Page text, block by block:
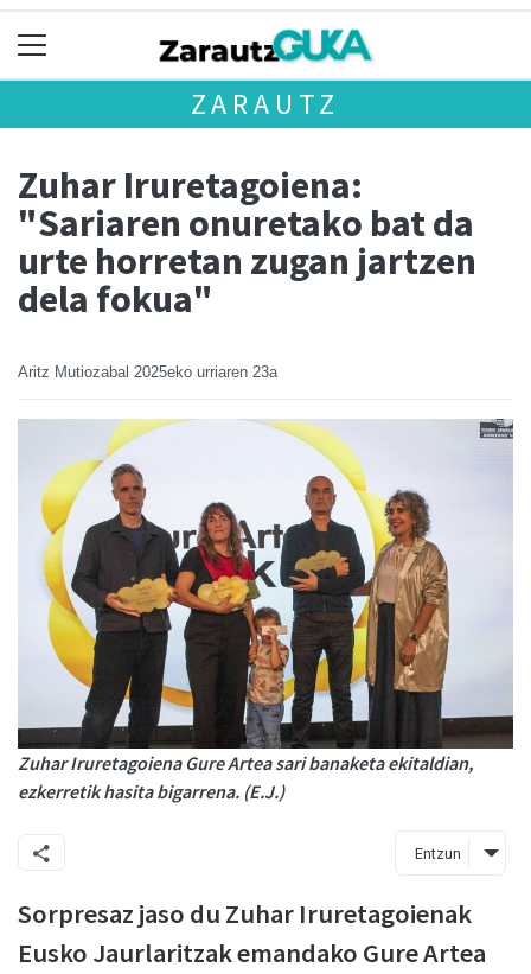
ZARAUTZ
Zuhar Iruretagoiena:
"Sariaren onuretako bat da
urte horretan zugan jartzen
dela fokua"
Aritz Mutiozabal 2025eko urriaren 23a
Zuhar Iruretagoiena Gure Artea sari banaketa ekitaldian,
ezkerretik hasita bigarrena. (E.J.)
Entzun
Sorpresaz jaso du Zuhar Iruretagoienak
Eusko Jaurlaritzak emandako Gure Artea